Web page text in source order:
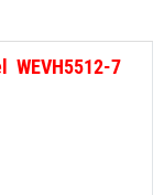
WEVH5512-7